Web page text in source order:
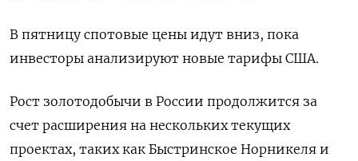
В пятницу спотовые цены идут вниз, пока
инвесторы анализируют новые тарифы США.
Рост золотодобычи в России продолжится за
счет расширения на нескольких текущих
проектах, таких как Быстринское Норникеля и